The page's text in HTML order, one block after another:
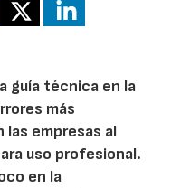
guía técnica en la
más
empresas al
uso profesional.
en la